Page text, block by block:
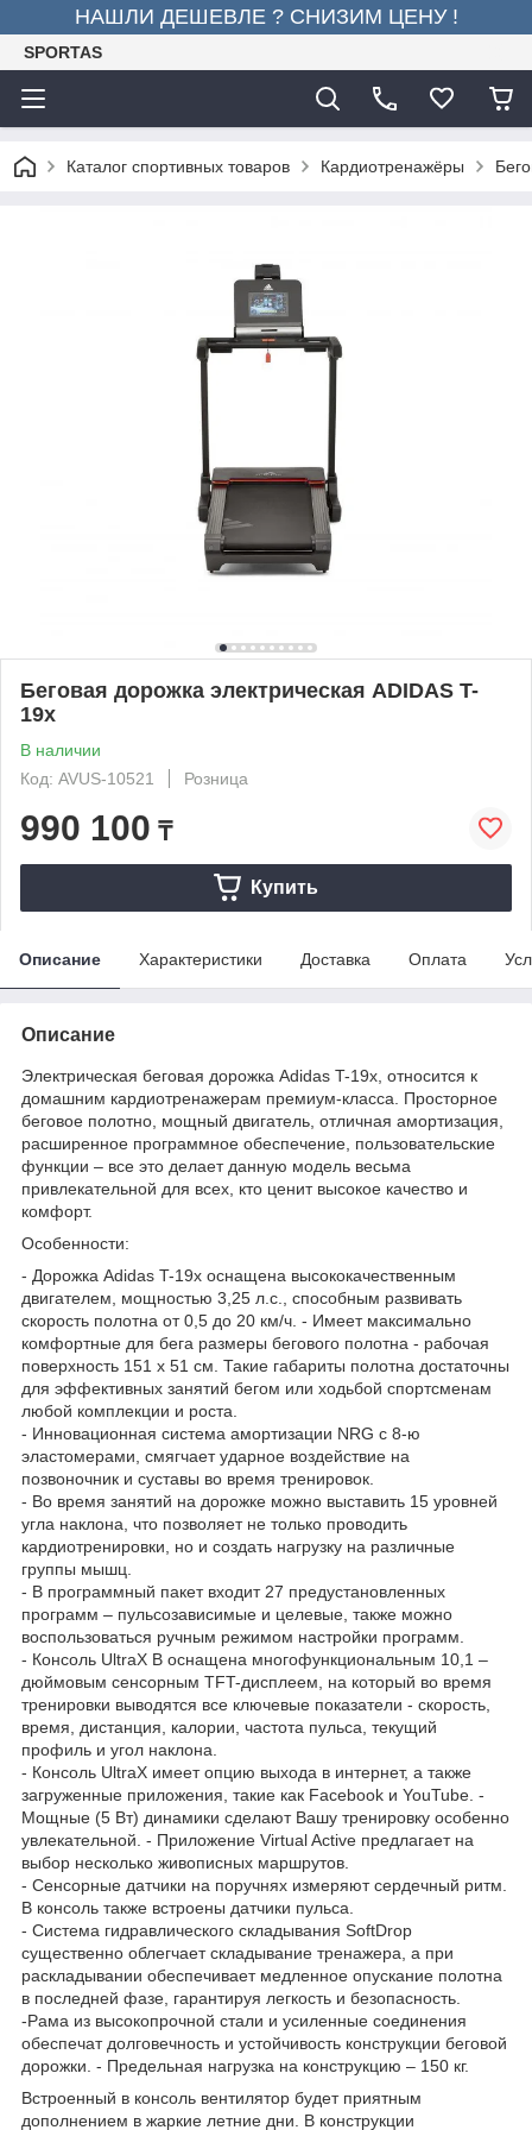
НАШЛИ ДЕШЕВЛЕ ? СНИЗИМ ЦЕНУ !
SPORTAS
Каталог спортивных товаров Кардиотренажёры
Беговая дорожка электрическая ADIDAS T-
19х
В наличии
Код: AVUS-10521
Розница
990 100 ₸
Купить
Описание Характеристики Доставка Оплата
Описание
Электрическая беговая дорожка Adidas T-19х, относится к
домашним кардиотренажерам премиум-класса. Просторное
беговое полотно, мощный двигатель, отличная амортизация,
расширенное программное обеспечение, пользовательские
функции – все это делает данную модель весьма
привлекательной для всех, кто ценит высокое качество и
комфорт.
Особенности:
- Дорожка Adidas T-19х оснащена высококачественным
двигателем, мощностью 3,25 л.с., способным развивать
скорость полотна от 0,5 до 20 км/ч. - Имеет максимально
комфортные для бега размеры бегового полотна - рабочая
поверхность 151 х 51 см. Такие габариты полотна достаточны
для эффективных занятий бегом или ходьбой спортсменам
любой комплекции и роста.
- Инновационная система амортизации NRG с 8-ю
эластомерами, смягчает ударное воздействие на
позвоночник и суставы во время тренировок.
- Во время занятий на дорожке можно выставить 15 уровней
угла наклона, что позволяет не только проводить
кардиотренировки, но и создать нагрузку на различные
группы мышц.
- В программный пакет входит 27 предустановленных
программ – пульсозависимые и целевые, также можно
воспользоваться ручным режимом настройки программ.
- Консоль UltraX В оснащена многофункциональным 10,1 –
дюймовым сенсорным TFT-дисплеем, на который во время
тренировки выводятся все ключевые показатели - скорость,
время, дистанция, калории, частота пульса, текущий
профиль и угол наклона.
- Консоль UltraX имеет опцию выхода в интернет, а также
загруженные приложения, такие как Facebook и YouTube. -
Мощные (5 Вт) динамики сделают Вашу тренировку особенно
увлекательной. - Приложение Virtual Active предлагает на
выбор несколько живописных маршрутов.
- Сенсорные датчики на поручнях измеряют сердечный ритм.
В консоль также встроены датчики пульса.
- Система гидравлического складывания SoftDrop
существенно облегчает складывание тренажера, а при
раскладывании обеспечивает медленное опускание полотна
в последней фазе, гарантируя легкость и безопасность.
-Рама из высокопрочной стали и усиленные соединения
обеспечат долговечность и устойчивость конструкции беговой
дорожки. - Предельная нагрузка на конструкцию – 150 кг.
Встроенный в консоль вентилятор будет приятным
дополнением в жаркие летние дни. В конструкции